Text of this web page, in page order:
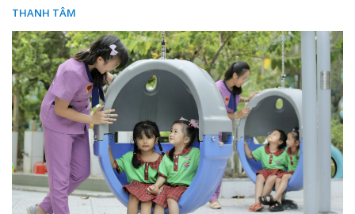
THANH TÂM